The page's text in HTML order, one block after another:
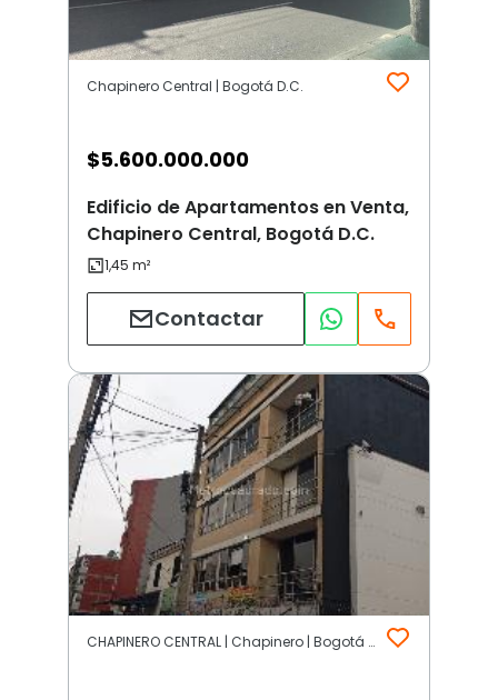
Chapinero Central | Bogotá D.C.
$5.600.000.000
Edificio de Apartamentos en Venta,
Chapinero Central, Bogotá D.C.
Contactar
CHAPINERO CENTRAL | Chapinero | Bogotá D.C.